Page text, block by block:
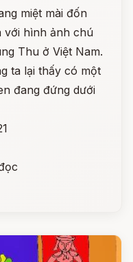
miệt mài đốn
với hình ảnh chú
Thu ở Việt Nam.
ta lại thấy có một
đang đứng dưới